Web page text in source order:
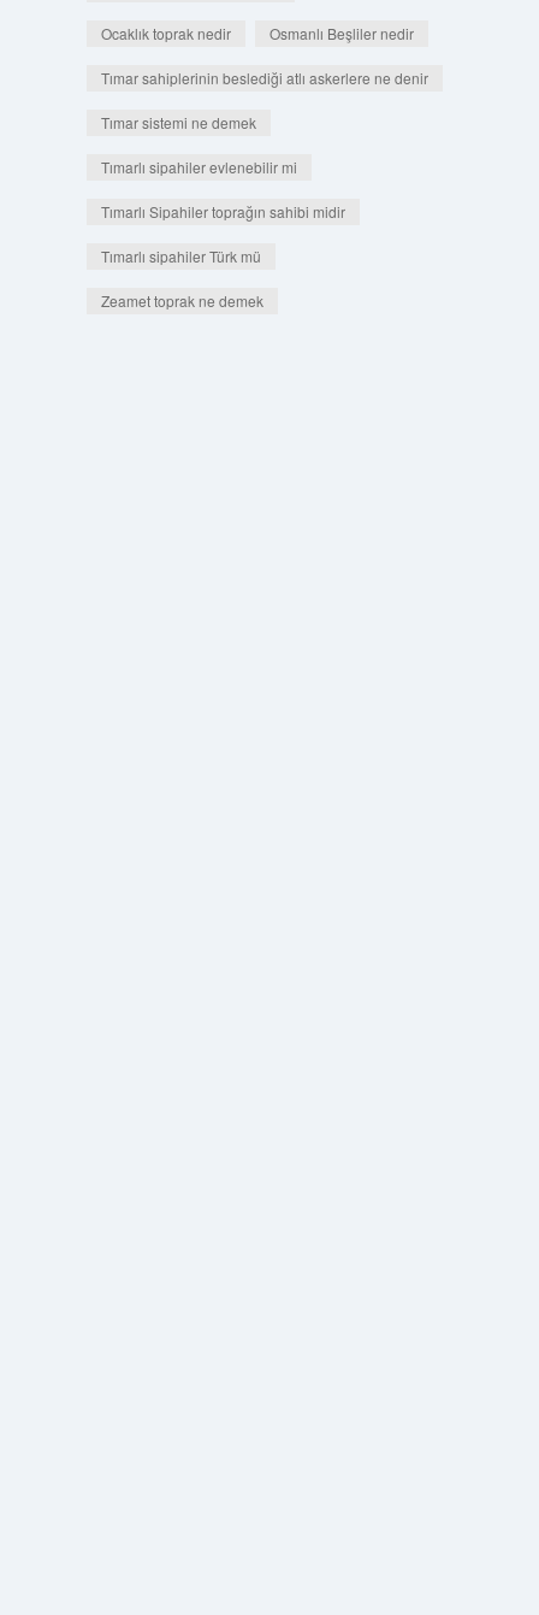
Ocaklık toprak nedir Osmanlı Beşliler nedir
Tımar sahiplerinin beslediği atlı askerlere ne denir
Tımar sistemi ne demek
Tımarlı sipahiler evlenebilir mi
Tımarlı Sipahiler toprağın sahibi midir
Tımarlı sipahiler Türk mü
Zeamet toprak ne demek